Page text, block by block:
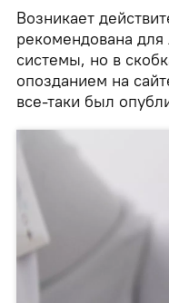
Возникает
рекомендована
системы, но в
опозданием на
все-таки был